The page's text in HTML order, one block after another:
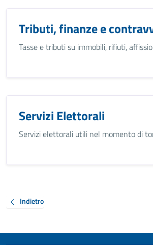
Tributi, finanze e
Tasse e tributi su immobili, rifiuti,
Servizi Elettorali
Servizi elettorali utili nel momento di
Indietro